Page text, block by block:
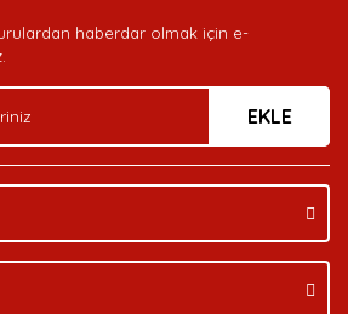
eksik bilgiler bulunuyor.
bulunuyor.
alternatifler olmalı.
haberdar olmak için e-
EKLE